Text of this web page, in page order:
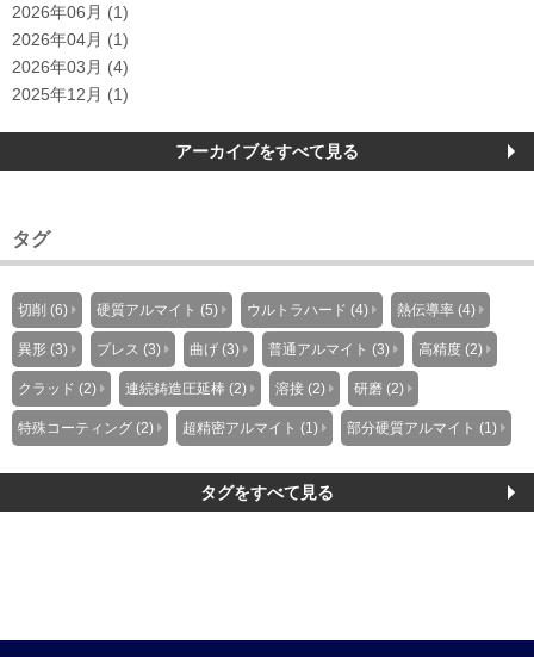
2026年06月 (1)
2026年04月 (1)
2026年03月 (4)
2025年12月 (1)
アーカイブをすべて見る
タグ
切削 (6) 硬質アルマイト (5) ウルトラハード (4) 熱伝導率 (4)
異形 (3) プレス (3) 曲げ (3) 普通アルマイト (3) 高精度 (2)
クラッド (2) 連続鋳造圧延棒 (2) 溶接 (2) 研磨 (2)
特殊コーティング (2) 超精密アルマイト (1) 部分硬質アルマイト (1)
タグをすべて見る